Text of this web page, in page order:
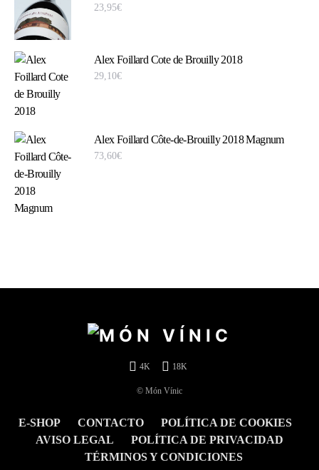
23,95€
Alex Foillard Cote de Brouilly 2018
29,10€
Alex Foillard Côte-de-Brouilly 2018 Magnum
73,60€
4K 18K
© Món Vínic
E-SHOP CONTACTO
POLÍTICA DE COOKIES
AVISO LEGAL
POLÍTICA DE PRIVACIDAD
TÉRMINOS Y CONDICIONES